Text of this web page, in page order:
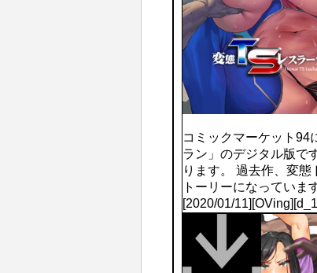
コミックマーケット94
ラン」のデジタル版で
ります。 過去作、変
トーリーになっていま
[2020/01/